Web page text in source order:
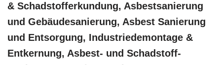
& Schadstofferkundung, Asbestsanierung
und Gebäudesanierung, Asbest Sanierung
und Entsorgung, Industriedemontage &
Entkernung, Asbest- und Schadstoff-